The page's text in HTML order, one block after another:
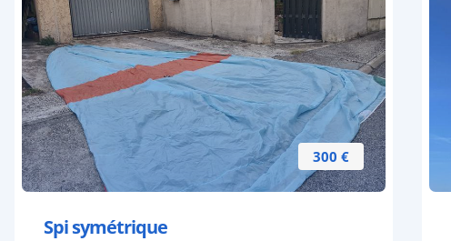
300 €
Spi symétrique